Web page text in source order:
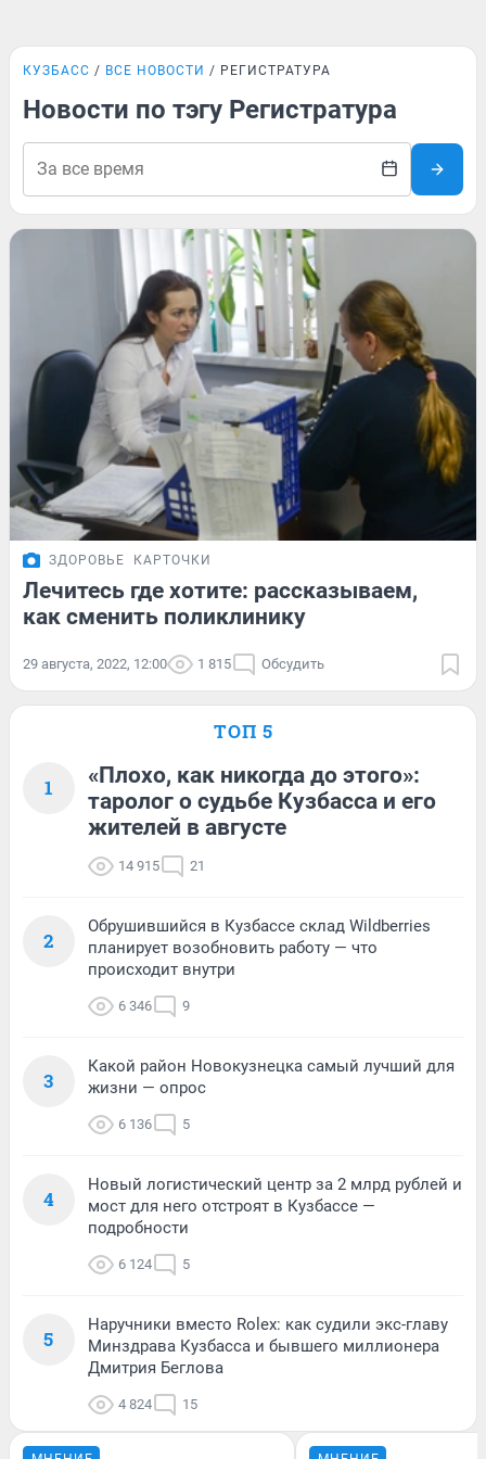
КУЗБАСС ВСЕ НОВОСТИ РЕГИСТРАТУРА
Новости по тэгу Регистратура
ЗДОРОВЬЕ КАРТОЧКИ
Лечитесь где хотите: рассказываем,
как сменить поликлинику
29 августа, 2022, 12:00 1 815 Обсудить
ТОП 5
1
«Плохо, как никогда до этого»:
таролог о судьбе Кузбасса и его
жителей в августе
14 915 21
2
Обрушившийся в Кузбассе склад Wildberries
планирует возобновить работу — что
происходит внутри
6 346 9
3
Какой район Новокузнецка самый лучший для
жизни — опрос
6 136 5
4
Новый логистический центр за 2 млрд рублей и
мост для него отстроят в Кузбассе —
подробности
6 124 5
5
Наручники вместо Rolex: как судили экс-главу
Минздрава Кузбасса и бывшего миллионера
Дмитрия Беглова
4 824 15